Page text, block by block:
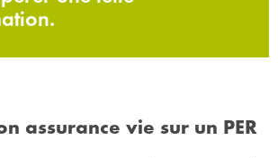
assurance vie sur un PER